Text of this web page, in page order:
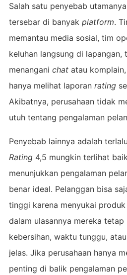
Salah satu penyebab
tersebar di banyak platform.
memantau media sosial, tim
keluhan langsung di lapangan,
menangani chatatau komplain,
hanya melihat laporan rating
Akibatnya, perusahaan tidak
utuh tentang pengalaman
Penyebab lainnya adalah
Rating4,5 mungkin terlihat
menunjukkan pengalaman
benar ideal. Pelanggan bisa
tinggi karena menyukai
dalam ulasannya mereka tetap
kebersihan, waktu tunggu,
jelas. Jika perusahaan hanya
penting di balik pengalaman